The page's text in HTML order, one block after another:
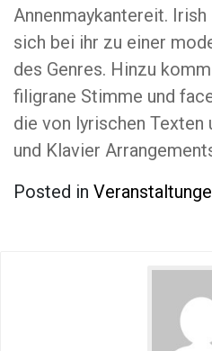
Annenmaykantereit.
sich bei ihr zu einer
des Genres. Hinzu
filigrane Stimme und
die von lyrischen Texten
und Klavier
Posted in